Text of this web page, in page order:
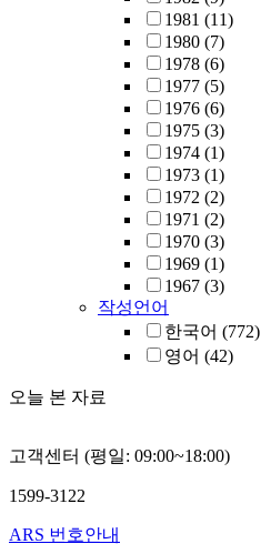
1981 (11)
1980 (7)
1978 (6)
1977 (5)
1976 (6)
1975 (3)
1974 (1)
1973 (1)
1972 (2)
1971 (2)
1970 (3)
1969 (1)
1967 (3)
작성언어
한국어 (772)
영어 (42)
오늘 본 자료
고객센터 (평일: 09:00~18:00)
1599-3122
ARS 번호안내